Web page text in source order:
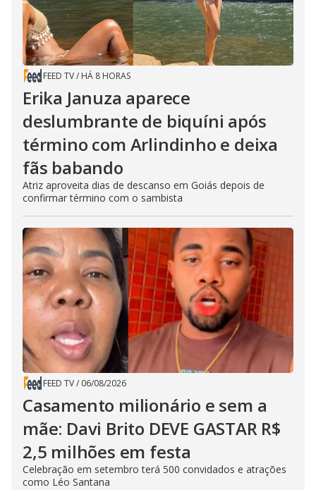
FEED TV/ HÁ 8 HORAS
Erika Januza aparece
deslumbrante de biquíni após
término com Arlindinho e deixa
fãs babando
Atriz aproveita dias de descanso em Goiás depois de
confirmar término com o sambista
FEED TV/ 06/08/2026
Casamento milionário e sem a
mãe: Davi Brito DEVE GASTAR R$
2,5 milhões em festa
Celebração em setembro terá 500 convidados e atrações
como Léo Santana